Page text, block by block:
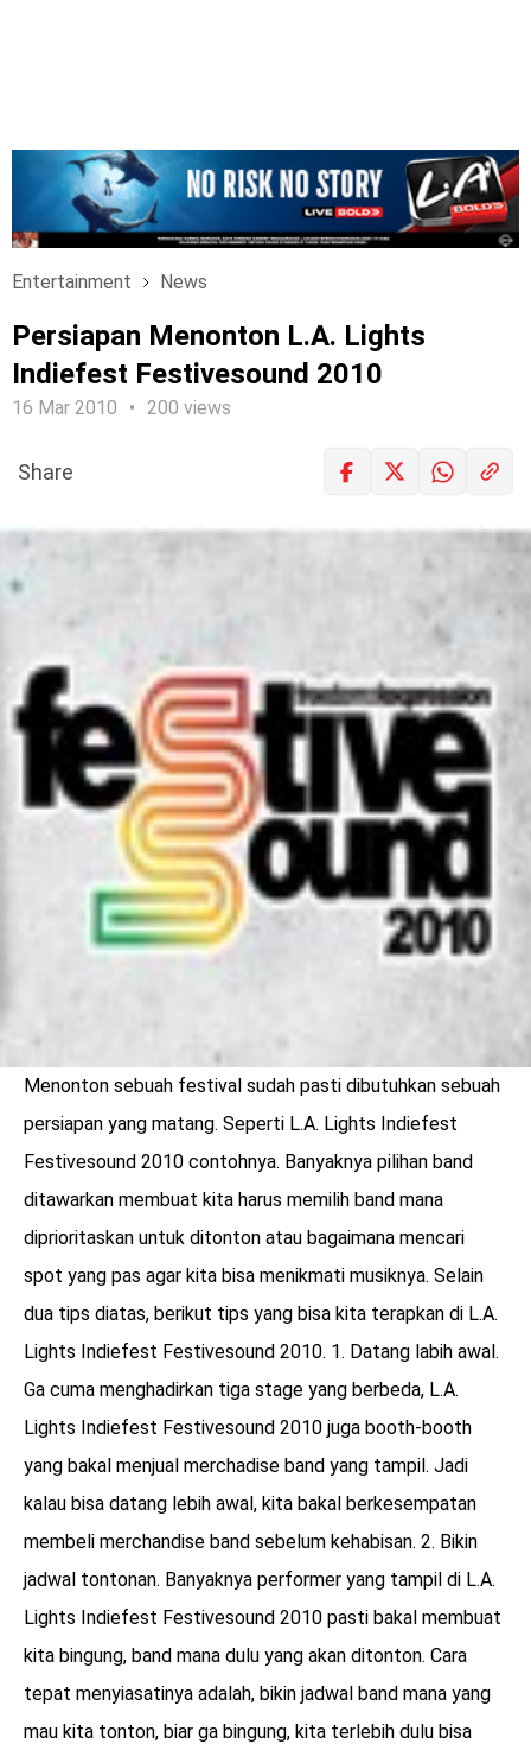
Entertainment News
Persiapan Menonton L.A. Lights
Indiefest Festivesound 2010
16 Mar 2010 200 views
Share
Menonton sebuah festival sudah pasti dibutuhkan sebuah
persiapan yang matang. Seperti L.A. Lights Indiefest
Festivesound 2010 contohnya. Banyaknya pilihan band
ditawarkan membuat kita harus memilih band mana
diprioritaskan untuk ditonton atau bagaimana mencari
spot yang pas agar kita bisa menikmati musiknya. Selain
dua tips diatas, berikut tips yang bisa kita terapkan di L.A.
Lights Indiefest Festivesound 2010. 1. Datang labih awal.
Ga cuma menghadirkan tiga stage yang berbeda, L.A.
Lights Indiefest Festivesound 2010 juga booth-booth
yang bakal menjual merchadise band yang tampil. Jadi
kalau bisa datang lebih awal, kita bakal berkesempatan
membeli merchandise band sebelum kehabisan. 2. Bikin
jadwal tontonan. Banyaknya performer yang tampil di L.A.
Lights Indiefest Festivesound 2010 pasti bakal membuat
kita bingung, band mana dulu yang akan ditonton. Cara
tepat menyiasatinya adalah, bikin jadwal band mana yang
mau kita tonton, biar ga bingung, kita terlebih dulu bisa